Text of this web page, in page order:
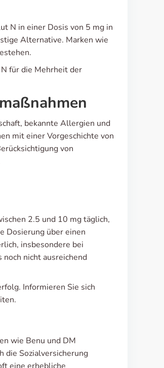
N in einer Dosis von 5 mg in
Alternative. Marken wie
für die Mehrheit der
bekannte Allergien und
mit einer Vorgeschichte von
von
2.5 und 10 mg täglich,
Dosierung über einen
insbesondere bei
nicht ausreichend
Informieren Sie sich
wie Benu und DM
die Sozialversicherung